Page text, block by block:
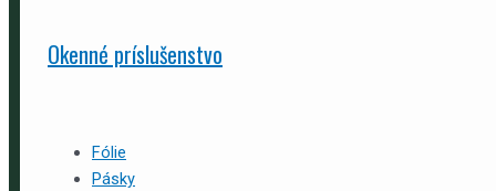
Okenné príslušenstvo
Fólie
Pásky